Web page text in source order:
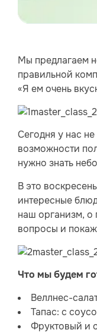
Мы предлагаем
правильной
«Я ем очень
Сегодня у нас не
возможности
нужно знать
В это
интересные
наш организм, о
вопросы и
Что мы будем
Веллнес-
Тапас: с
Фруктовый и